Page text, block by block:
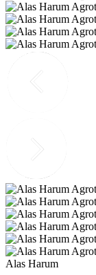
Alas Harum